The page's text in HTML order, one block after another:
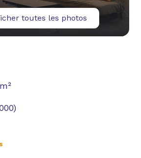
toutes les photos